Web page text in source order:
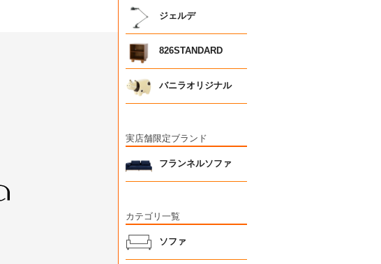
ジェルデ
826STANDARD
バニラオリジナル
実店舗限定ブランド
フランネルソファ
カテゴリ一覧
ソファ